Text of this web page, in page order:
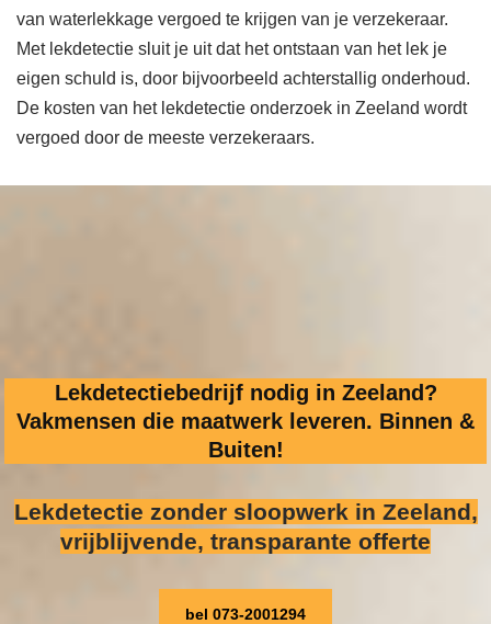
van waterlekkage vergoed te krijgen van je verzekeraar.
Met lekdetectie sluit je uit dat het ontstaan van het lek je
eigen schuld is, door bijvoorbeeld achterstallig onderhoud.
De kosten van het lekdetectie onderzoek in Zeeland wordt
vergoed door de meeste verzekeraars.
Lekdetectiebedrijf nodig in Zeeland?
Vakmensen die maatwerk leveren. Binnen &
Buiten!
Lekdetectie zonder sloopwerk in Zeeland,
vrijblijvende, transparante offerte
bel 073-2001294